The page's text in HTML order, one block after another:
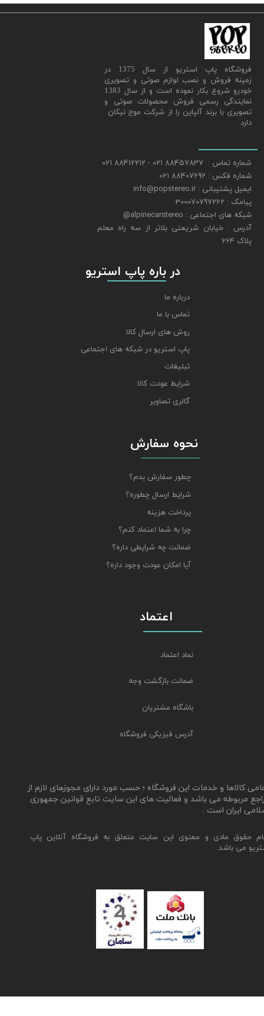
​فروشگاه پاپ استریو از سال 1375 در
زمینه فروش و نصب لوازم صوتی و تصویری
خودرو شروع بکار نموده است و از سال 1383
نمایندگی رسمی فروش محصولات صوتی و
تصویری با برند آلپاین را از شرکت موج نیکان
دارد
شماره تماس : 88457837 021 - 88412212 021
شماره فکس : 88407692 021
ایمیل پشتیبانی : info@popstereo.ir
پیامک : 300070797262
شبکه های اجتماعی : alpinecarstereo@
​​​​​​​آدرس : خیابان شریعتی بلاتر از سه راه معلم
پلاک 664
نحوه سفارش
چطور سفارش بدم؟
شرایط ارسال چطوره؟
پرداخت هزینه
چرا به شما اعتماد کنم؟
ضمانت چه شرایطی داره؟
آیا امکان عودت وجود داره؟
حقوق مادی و معنوی این سایت متعلق به فروشگاه آنلاین پاپ
می باشد.
اعتماد
نماد اعتماد
ضمانت بازگشت وجه
باشگاه مشتریان
آدرس فیزیکی فروشگاه
​​​​​​​ در باره پاپ استریو
درباره ما
تماس با ما
روش های ارسال کالا
پاپ استریو در شبکه های اجتماعی
تبلیغات
شرایط عودت کالا
گالری تصاویر
کالاها و خدمات این فروشگاه ؛ حسب مورد دارای مجوزهای لازم از
مربوطه می باشد و فعالیت های این سایت تابع قوانین جمهوری
ایران است .